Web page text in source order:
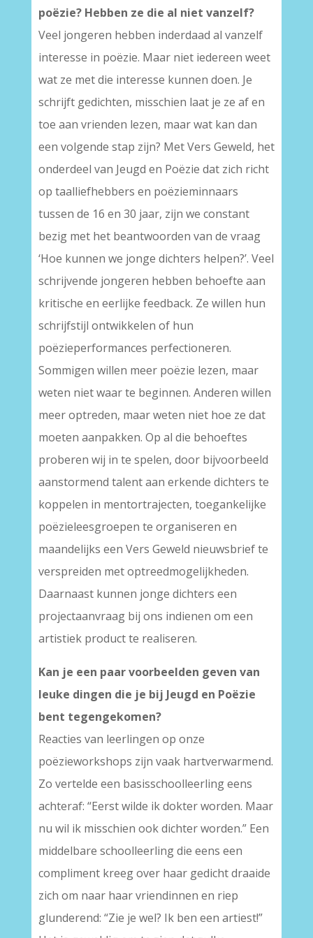
poëzie? Hebben ze die al niet vanzelf?
Veel jongeren hebben inderdaad al vanzelf
interesse in poëzie. Maar niet iedereen weet
wat ze met die interesse kunnen doen. Je
schrijft gedichten, misschien laat je ze af en
toe aan vrienden lezen, maar wat kan dan
een volgende stap zijn? Met Vers Geweld, het
onderdeel van Jeugd en Poëzie dat zich richt
op taalliefhebbers en poëzieminnaars
tussen de 16 en 30 jaar, zijn we constant
bezig met het beantwoorden van de vraag
‘Hoe kunnen we jonge dichters helpen?’. Veel
schrijvende jongeren hebben behoefte aan
kritische en eerlijke feedback. Ze willen hun
schrijfstijl ontwikkelen of hun
poëzieperformances perfectioneren.
Sommigen willen meer poëzie lezen, maar
weten niet waar te beginnen. Anderen willen
meer optreden, maar weten niet hoe ze dat
moeten aanpakken. Op al die behoeftes
proberen wij in te spelen, door bijvoorbeeld
aanstormend talent aan erkende dichters te
koppelen in mentortrajecten, toegankelijke
poëzieleesgroepen te organiseren en
maandelijks een Vers Geweld nieuwsbrief te
verspreiden met optreedmogelijkheden.
Daarnaast kunnen jonge dichters een
projectaanvraag bij ons indienen om een
artistiek product te realiseren.
Kan je een paar voorbeelden geven van
leuke dingen die je bij Jeugd en Poëzie
bent tegengekomen?
Reacties van leerlingen op onze
poëzieworkshops zijn vaak hartverwarmend.
Zo vertelde een basisschoolleerling eens
achteraf: “Eerst wilde ik dokter worden. Maar
nu wil ik misschien ook dichter worden.” Een
middelbare schoolleerling die eens een
compliment kreeg over haar gedicht draaide
zich om naar haar vriendinnen en riep
glunderend: “Zie je wel? Ik ben een artiest!”